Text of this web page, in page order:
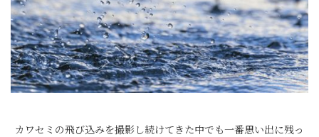
カワセミの飛び込みを撮影し続けてきた中でも一番思い出に残っ